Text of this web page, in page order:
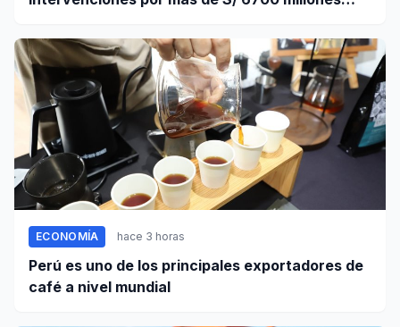
ECONOMÍA hace 3 horas
Perú es uno de los principales exportadores de
café a nivel mundial